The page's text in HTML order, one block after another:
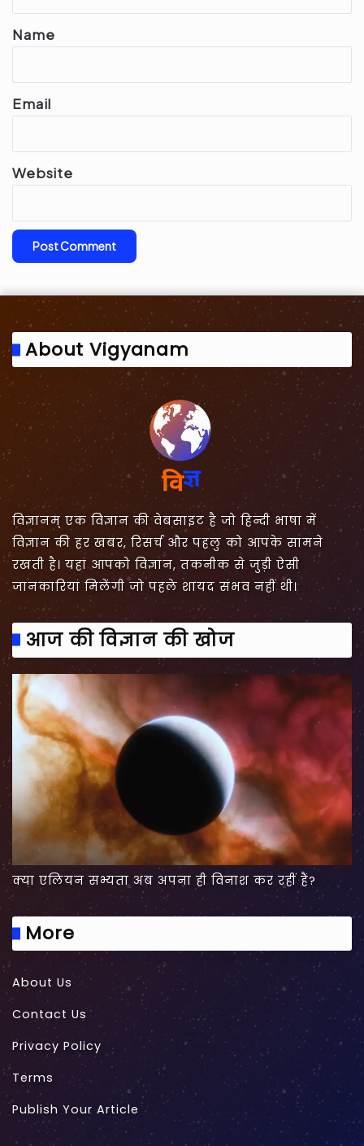
*
Name
Email
Website
About Vigyanam
विज्ञानम् एक विज्ञान की वेबसाइट है जो हिन्दी भाषा में
विज्ञान की हर खबर, रिसर्च और पहलु को आपके सामने
रखती है। यहां आपको विज्ञान, तकनीक से जुड़ी ऐसी
जानकारियां मिलेंगी जो पहले शायद संभव नहीं थी।
आज की विज्ञान की खोज
क्या एलियन सभ्यता अब अपना ही विनाश कर रहीं हैं?
More
About Us
Contact Us
Privacy Policy
Terms
Publish Your Article